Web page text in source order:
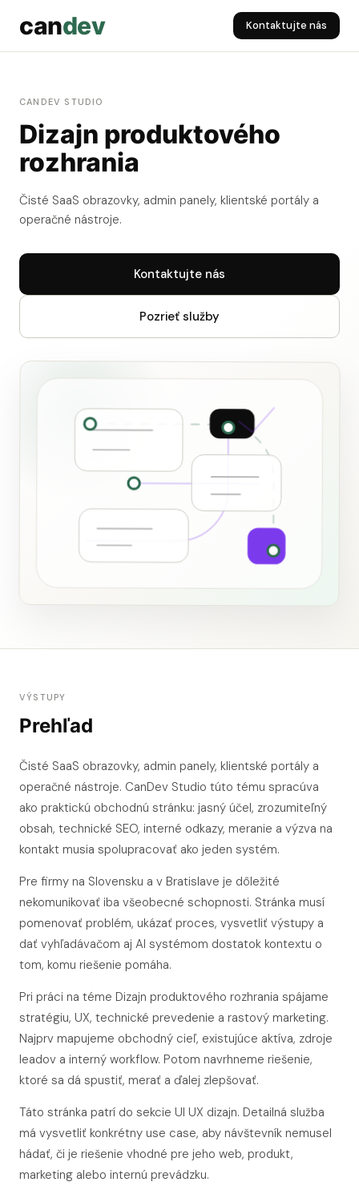
candev Kontaktujte nás
CANDEV STUDIO
Dizajn produktového
rozhrania
Čisté SaaS obrazovky, admin panely, klientské portály a
operačné nástroje.
Kontaktujte nás
Pozrieť služby
VÝSTUPY
Prehľad
Čisté SaaS obrazovky, admin panely, klientské portály a
operačné nástroje. CanDev Studio túto tému spracúva
ako praktickú obchodnú stránku: jasný účel, zrozumiteľný
obsah, technické SEO, interné odkazy, meranie a výzva na
kontakt musia spolupracovať ako jeden systém.
Pre firmy na Slovensku a v Bratislave je dôležité
nekomunikovať iba všeobecné schopnosti. Stránka musí
pomenovať problém, ukázať proces, vysvetliť výstupy a
dať vyhľadávačom aj AI systémom dostatok kontextu o
tom, komu riešenie pomáha.
Pri práci na téme Dizajn produktového rozhrania spájame
stratégiu, UX, technické prevedenie a rastový marketing.
Najprv mapujeme obchodný cieľ, existujúce aktíva, zdroje
leadov a interný workflow. Potom navrhneme riešenie,
ktoré sa dá spustiť, merať a ďalej zlepšovať.
Táto stránka patrí do sekcie UI UX dizajn. Detailná služba
má vysvetliť konkrétny use case, aby návštevník nemusel
hádať, či je riešenie vhodné pre jeho web, produkt,
marketing alebo internú prevádzku.